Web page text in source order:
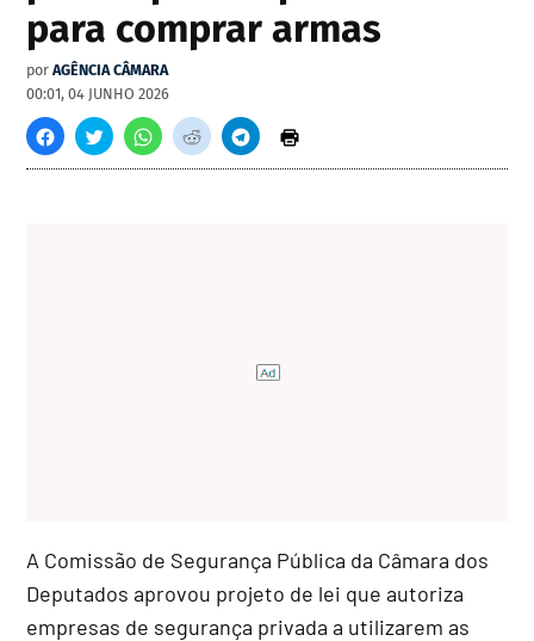
para comprar armas
por AGÊNCIA CÂMARA
00:01, 04 JUNHO 2026
A Comissão de Segurança Pública da Câmara dos
Deputados aprovou projeto de lei que autoriza
empresas de segurança privada a utilizarem as